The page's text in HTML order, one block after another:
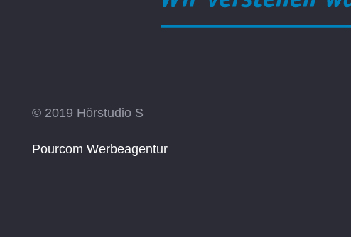
© 2019 Hörstudio S
Pourcom Werbeagentur